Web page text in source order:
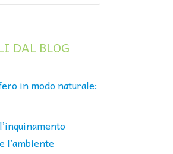
DAL BLOG
in modo naturale:
l’ambiente